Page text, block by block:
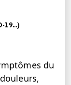
19...)
du